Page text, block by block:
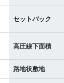
セットバック
高圧線下面積
路地状敷地